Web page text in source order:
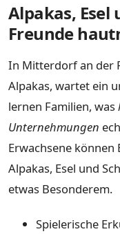
Alpakas, Esel
Freunde
In Mitterdorf an der
Alpakas, wartet ein
lernen Familien, was
Unternehmungen
Erwachsene
Alpakas, Esel und
etwas Besonderem.
Spielerische